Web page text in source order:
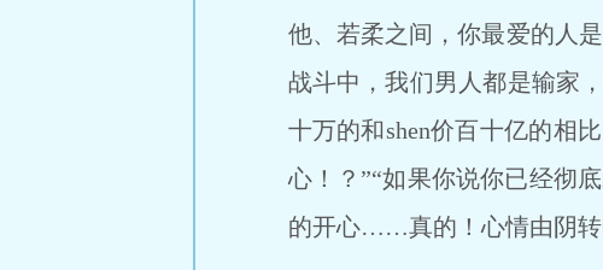
他、若柔之间，你最爱的人
战斗中，我们男人都是输家
十万的和shen价百十亿的
心！？”“如果你说你已经彻
的开心……真的！心情由阴转